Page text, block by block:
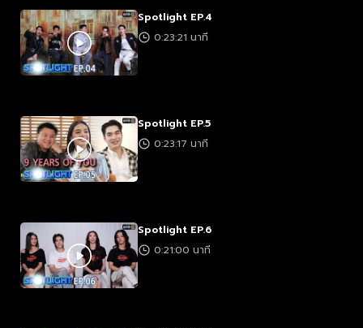
Spotlight EP.4
0:23:21 นาที
Spotlight EP.5
0:23:17 นาที
Spotlight EP.6
0:21:00 นาที